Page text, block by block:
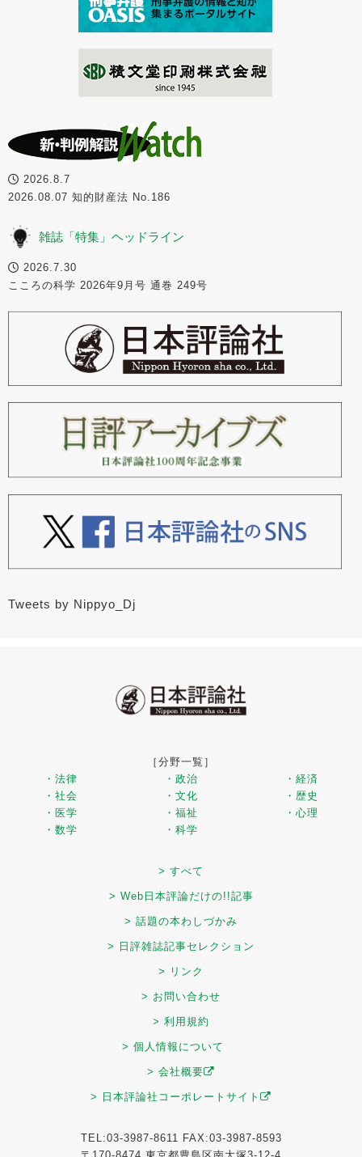
2026.8.7
2026.08.07 知的財産法 No.186
雑誌「特集」ヘッドライン
2026.7.30
こころの科学 2026年9月号 通巻 249号
Tweets by Nippyo_Dj
［分野一覧］
・法律
・政治
・経済
・社会
・文化
・歴史
・医学
・福祉
・心理
・数学
・科学
> すべて
> Web日本評論だけの!!記事
> 話題の本わしづかみ
> 日評雑誌記事セレクション
> リンク
> お問い合わせ
> 利用規約
> 個人情報について
> 会社概要
> 日本評論社コーポレートサイト
TEL:03-3987-8611 FAX:03-3987-8593